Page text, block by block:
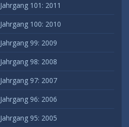
Jahrgang 101: 2011
Jahrgang 100: 2010
Jahrgang 99: 2009
Jahrgang 98: 2008
Jahrgang 97: 2007
Jahrgang 96: 2006
Jahrgang 95: 2005